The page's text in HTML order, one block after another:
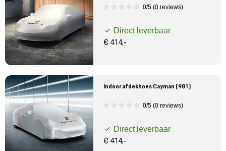
0/5 (0 reviews)
Direct leverbaar
€ 414,-
Indoor afdekhoes Cayman (981)
0/5 (0 reviews)
Direct leverbaar
€ 414,-